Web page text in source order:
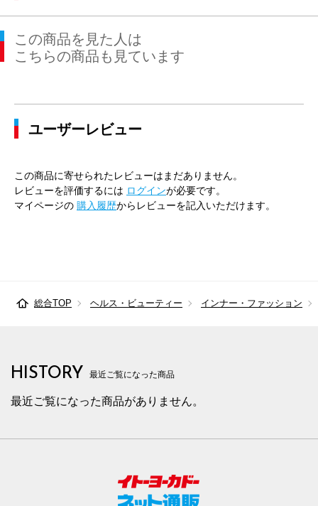
41cm×84cm 47cm 116cm 104cm 110cm
41cm×86cm 47cm
43cm×84cm 49cm 120cm 112cm 116cm
43cm×86cm 49cm
この商品を見た人は
こちらの商品も見ています
ユーザーレビュー
この商品に寄せられたレビューはまだありません。
レビューを評価するには ログインが必要です。
マイページの 購入履歴からレビューを記入いただけます。
総合TOP ヘルス・ビューティー インナー・ファッション
HISTORY 最近ご覧になった商品
最近ご覧になった商品がありません。